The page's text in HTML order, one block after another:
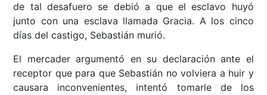
de tal desafuero se debió a que el esclavo huyó
junto con una esclava llamada Gracia. A los cinco
días del castigo, Sebastián murió.
El mercader argumentó en su declaración ante el
receptor que para que Sebastián no volviera a huir y
causara inconvenientes, intentó tomarle de los